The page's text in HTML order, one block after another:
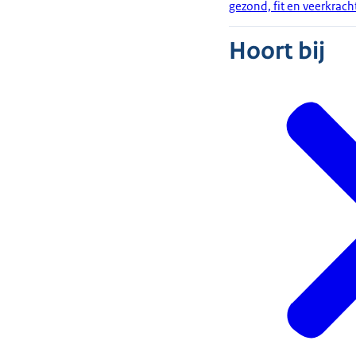
gezond, fit en
Hoort bij